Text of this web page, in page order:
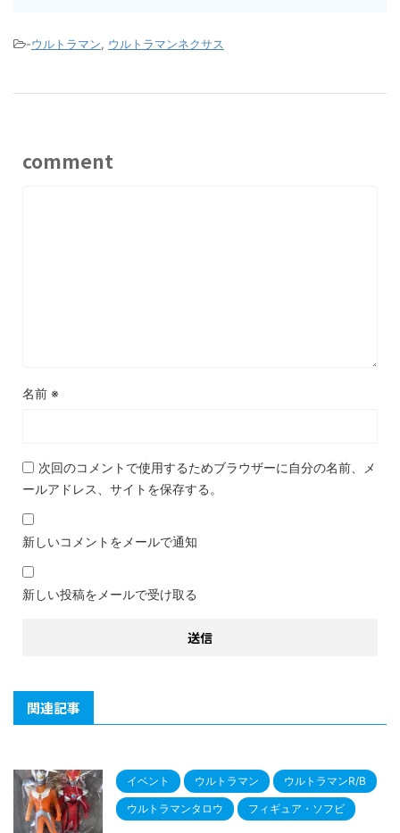
-ウルトラマン, ウルトラマンネクサス
comment
名前 ※
次回のコメントで使用するためブラウザーに自分の名前、メ
ールアドレス、サイトを保存する。
新しいコメントをメールで通知
新しい投稿をメールで受け取る
関連記事
イベント ウルトラマン ウルトラマンR/B
ウルトラマンタロウ フィギュア・ソフビ